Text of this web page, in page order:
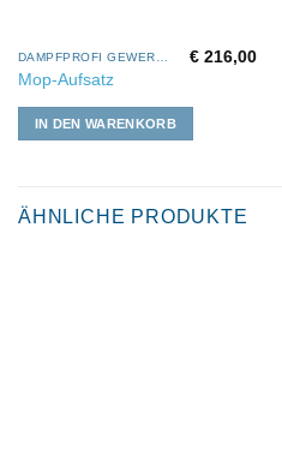
DAMPFPROFI GEWERBE
Mop-Aufsatz
€ 216,00
IN DEN WARENKORB
ÄHNLICHE PRODUKTE